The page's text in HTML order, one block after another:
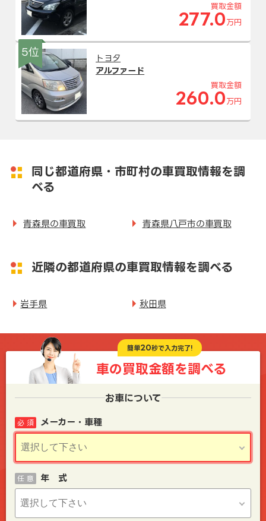
買取金額
277.0 万円
5位
トヨタ
アルファード
買取金額
260.0 万円
同じ都道府県・市町村の車買取情報を調
べる
青森県の車買取 青森県八戸市の車買取
近隣の都道府県の車買取情報を調べる
岩手県 秋田県
簡単20秒で入力完了!
車の買取金額を調べる
お車について
メーカー・車種
必 須
年 式
任 意